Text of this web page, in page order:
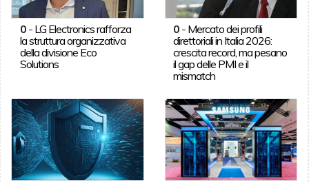
0- LG Electronics rafforza
la struttura organizzativa
della divisione Eco
Solutions
0 - Mercato dei profili
direttoriali in Italia 2026:
crescita record, ma pesano
il gap delle PMI e il
mismatch